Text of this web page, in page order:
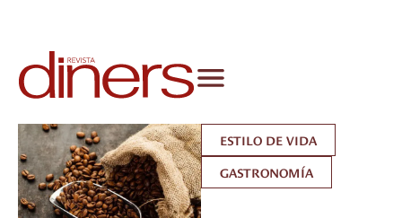
ESTILO DE VIDA
GASTRONOMÍA